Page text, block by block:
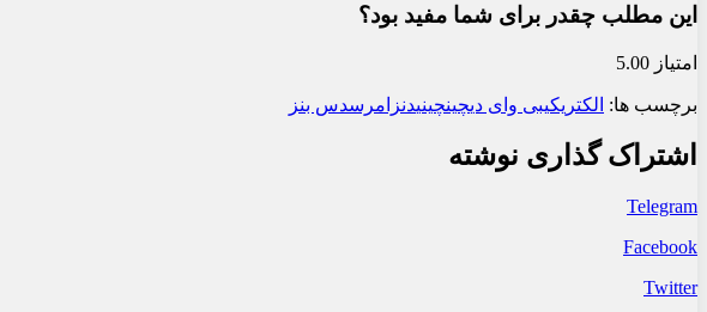
این مطلب چقدر برای شما مفید بود؟
امتیاز 5.00
برچسب ها: الکتریکیبی وای دیچینچینیدنزا مرسدس بنز
اشتراک گذاری نوشته
Telegram
Facebook
Twitter